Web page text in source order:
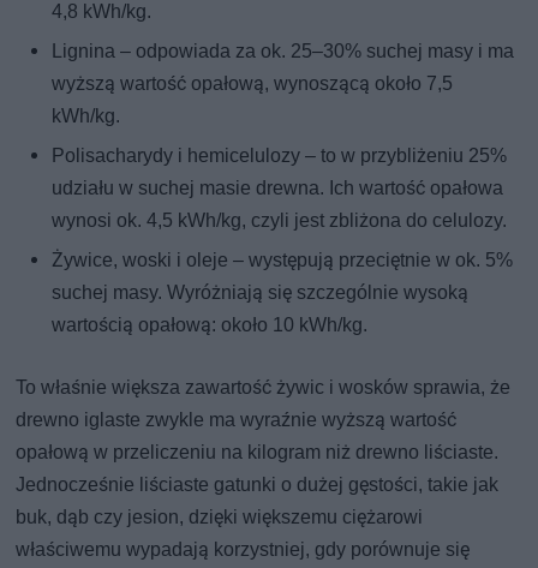
4,8 kWh/kg.
Lignina – odpowiada za ok. 25–30% suchej masy i ma
wyższą wartość opałową, wynoszącą około 7,5
kWh/kg.
Polisacharydy i hemicelulozy – to w przybliżeniu 25%
udziału w suchej masie drewna. Ich wartość opałowa
wynosi ok. 4,5 kWh/kg, czyli jest zbliżona do celulozy.
Żywice, woski i oleje – występują przeciętnie w ok. 5%
suchej masy. Wyróżniają się szczególnie wysoką
wartością opałową: około 10 kWh/kg.
To właśnie większa zawartość żywic i wosków sprawia, że
drewno iglaste zwykle ma wyraźnie wyższą wartość
opałową w przeliczeniu na kilogram niż drewno liściaste.
Jednocześnie liściaste gatunki o dużej gęstości, takie jak
buk, dąb czy jesion, dzięki większemu ciężarowi
właściwemu wypadają korzystniej, gdy porównuje się